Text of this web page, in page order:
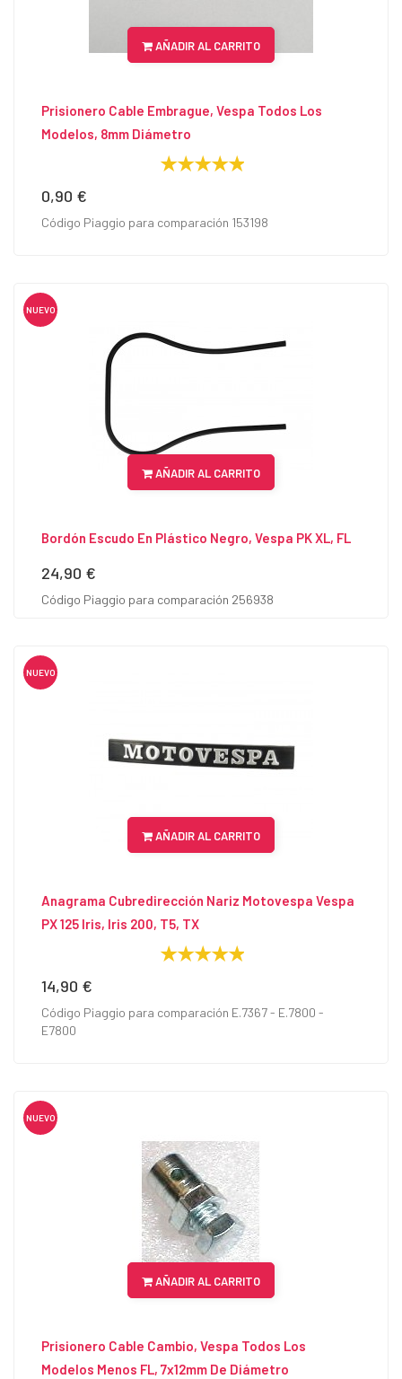
AÑADIR AL CARRITO
Prisionero Cable Embrague, Vespa Todos Los
Modelos, 8mm Diámetro
Precio
0,90 €
Código Piaggio para comparación 153198
NUEVO
AÑADIR AL CARRITO
Bordón Escudo En Plástico Negro, Vespa PK XL, FL
Precio
24,90 €
Código Piaggio para comparación 256938
NUEVO
AÑADIR AL CARRITO
Anagrama Cubredirección Nariz Motovespa Vespa
PX 125 Iris, Iris 200, T5, TX
Precio
14,90 €
Código Piaggio para comparación E.7367 - E.7800 -
E7800
NUEVO
AÑADIR AL CARRITO
Prisionero Cable Cambio, Vespa Todos Los
Modelos Menos FL, 7x12mm De Diámetro